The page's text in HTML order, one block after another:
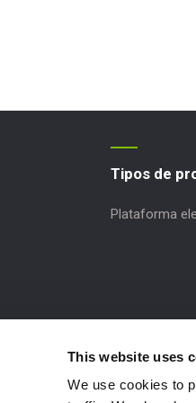
This website uses
We use cookies to
Tipos de
Plataforma